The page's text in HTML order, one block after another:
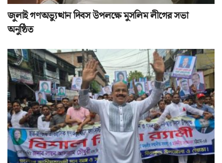
জুলাই গণঅভ্যুত্থান দিবস উপলক্ষে মুসলিম লীগের সভা
অনুষ্ঠিত